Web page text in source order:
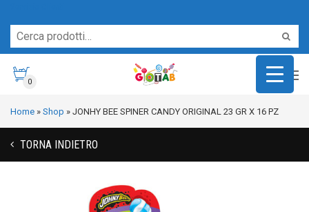
0
Home » Shop » JONHY BEE SPINER CANDY ORIGINAL 23 GR X 16 PZ
TORNA INDIETRO